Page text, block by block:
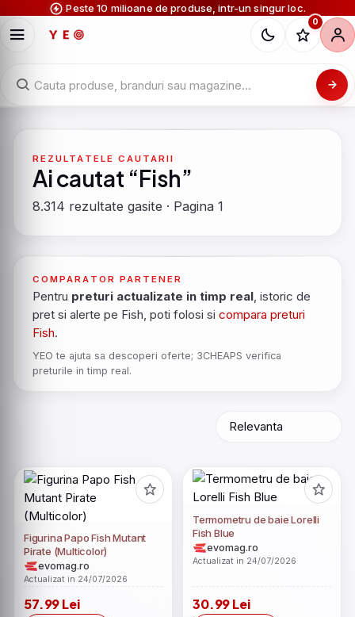
Peste 10 milioane de produse, intr-un singur loc.
0
REZULTATELE CAUTARII
Ai cautat “Fish”
8.314 rezultate gasite · Pagina 1
COMPARATOR PARTENER
Pentru preturi actualizate in timp real, istoric de
pret si alerte pe Fish, poti folosi si compara preturi
Fish.
YEO te ajuta sa descoperi oferte; 3CHEAPS verifica
preturile in timp real.
Figurina Papo Fish Mutant
Pirate (Multicolor)
evomag.ro
Actualizat in 24/07/2026
57.99 Lei
Termometru de baie Lorelli
Fish Blue
evomag.ro
Actualizat in 24/07/2026
30.99 Lei